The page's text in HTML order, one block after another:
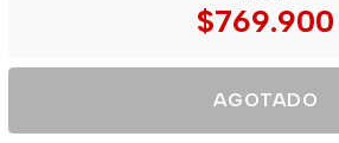
$769.900
AGOTADO